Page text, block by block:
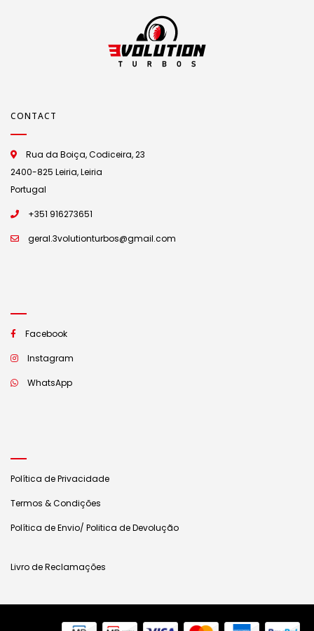
CONTACT
Rua da Boiça, Codiceira, 23
2400-825 Leiria, Leiria
Portugal
+351 916273651
geral.3volutionturbos@gmail.com
Facebook
Instagram
WhatsApp
Política de Privacidade
Termos & Condições
Política de Envio/ Politica de Devolução
Livro de Reclamações